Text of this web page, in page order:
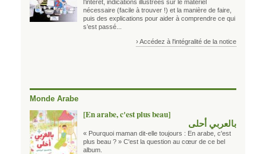
l’intérêt, indications illustrées sur le matériel
nécessaire (facile à trouver !) et la manière de faire,
puis des explications pour aider à comprendre ce qui
s’est passé...
› Accédez à l'intégralité de la notice
Monde Arabe
[En arabe, c'est plus beau]
بالعربي أحلى
« Pourquoi maman dit-elle toujours : En arabe, c'est
plus beau ? » C'est la question au cœur de ce bel
album.